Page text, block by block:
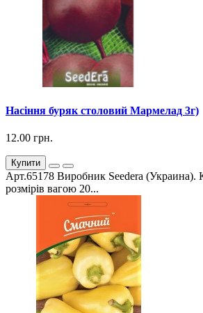
Насіння буряк столовий Мармелад 3г)
12.00 грн.
Купити
Арт.65178 Виробник Seedera (Украина).
розмірів вагою 20...